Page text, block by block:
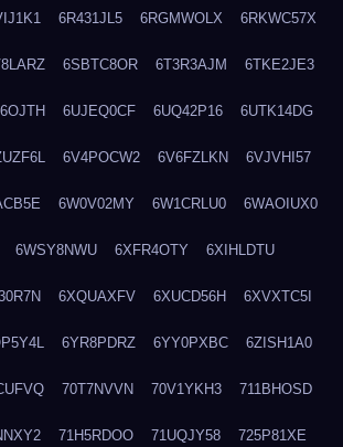
6R431JL5 6RGMWOLX 6RKWC57X
6SBTC8OR 6T3R3AJM 6TKE2JE3
6UJEQ0CF 6UQ42P16 6UTK14DG
6V4POCW2 6V6FZLKN 6VJVHI57
6W0V02MY 6W1CRLU0 6WAOIUX0
6WSY8NWU 6XFR4OTY 6XIHLDTU
6XQUAXFV 6XUCD56H 6XVXTC5I
6YR8PDRZ 6YY0PXBC 6ZISH1A0
70T7NVVN 70V1YKH3 711BHOSD
71H5RDOO 71UQJY58 725P81XE